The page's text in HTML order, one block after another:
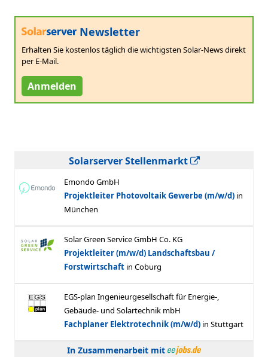
Newsletter
Erhalten Sie kostenlos täglich die wichtigsten Solar-News direkt
per E-Mail.
Anmelden
Solarserver Stellenmarkt
In Zusammenarbeit mit